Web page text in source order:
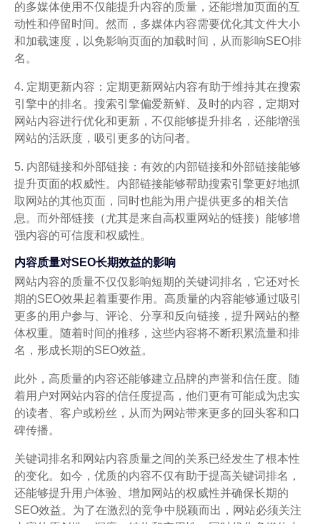
的多媒体使用不仅能提升内容的质量，还能增加页面的互
动性和停留时间。然而，多媒体内容需要优化其文件大小
和加载速度，以免影响页面的加载时间，从而影响SEO排
名。
4. 定期更新内容：定期更新网站内容有助于维持其在搜索
引擎中的排名。搜索引擎偏爱新鲜、及时的内容，定期对
网站内容进行优化和更新，不仅能够提升排名，还能增强
网站的活跃度，吸引更多的访问者。
5. 内部链接和外部链接：有效的内部链接和外部链接能够
提升页面的权威性。内部链接能够帮助搜索引擎更好地抓
取网站的其他页面，同时也能为用户提供更多的相关信
息。而外部链接（尤其是来自高权重网站的链接）能够增
强内容的可信度和权威性。
内容质量对SEO长期效益的影响
网站内容的质量不仅仅影响短期的关键词排名，它还对长
期的SEO效果起着重要作用。高质量的内容能够通过吸引
更多的用户参与、评论、分享和反向链接，提升网站的整
体权重。随着时间的推移，这些内容将不断积累流量和排
名，形成长期的SEO效益。
此外，高质量的内容还能够建立品牌的声誉和信任度。随
着用户对网站内容的信任度提高，他们更有可能成为忠实
的读者、客户或粉丝，从而为网站带来更多的回头客和口
碑传播。
关键词排名和网站内容质量之间的关系已经发生了根本性
的变化。如今，优质的内容不仅有助于提高关键词排名，
还能够提升用户体验、增加网站的权威性并确保长期的
SEO效益。为了在激烈的竞争中脱颖而出，网站必须关注